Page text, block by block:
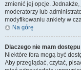
zmienić jej opcje. Jednakże,
moderatorzy lub
modyfikowaniu ankiety w
Na górę
Dlaczego nie mam
Niektóre fora mogą być
Aby przeglądać, czytać,